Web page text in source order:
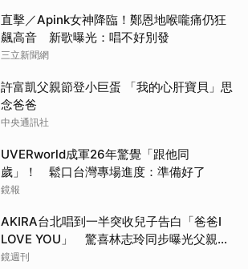
直擊／Apink女神降臨！鄭恩地喉嚨痛仍狂
飆高音 新歌曝光：唱不好別發
三立新聞網
許富凱父親節登小巨蛋 「我的心肝寶貝」思
念爸爸
中央通訊社
UVERworld成軍26年驚覺「跟他同
歲」！ 鬆口台灣專場進度：準備好了
鏡報
AKIRA台北唱到一半突收兒子告白「爸爸I
LOVE YOU」 驚喜林志玲同步曝光父親節
「披薩蛋糕」
鏡週刊